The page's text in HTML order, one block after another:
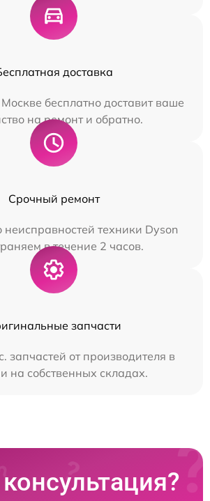
доставка
бесплатно доставит ваше
на ремонт и обратно.
Срочный ремонт
техники Dyson
в течение 2 часов.
запчасти
запчастей от производителя в
на собственных складах.